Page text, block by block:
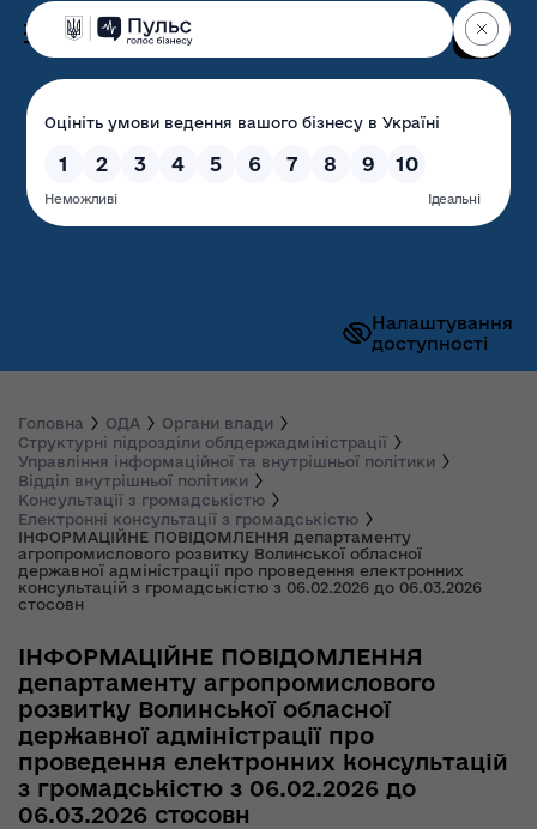
Налаштування
доступності
Волинська обласна
державна адміністрація
Головна ОДА
Органи влади
Структурні підрозділи облдержадміністрації
Управління інформаційної та внутрішньої політики
Відділ внутрішньої політики
Консультації з громадськістю
Електронні консультації з громадськістю
ІНФОРМАЦІЙНЕ ПОВІДОМЛЕННЯ департаменту
агропромислового розвитку Волинської обласної
державної адміністрації про проведення електронних
консультацій з громадськістю з 06.02.2026 до 06.03.2026
стосовн
ІНФОРМАЦІЙНЕ ПОВІДОМЛЕННЯ
департаменту агропромислового
розвитку Волинської обласної
державної адміністрації про
проведення електронних консультацій
з громадськістю з 06.02.2026 до
06.03.2026 стосовн